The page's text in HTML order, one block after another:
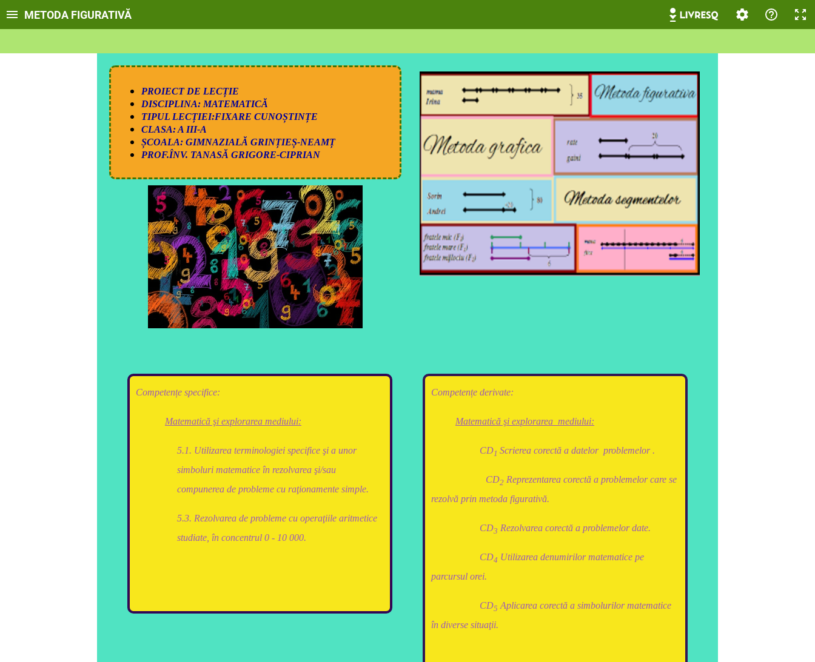
METODA FIGURATIVĂ
PROIECT DE LECȚIE
DISCIPLINA: MATEMATICĂ
TIPUL LECȚIEI:FIXARE CUNOȘTINȚE
CLASA: A III-A
ȘCOALA: GIMNAZIALĂ GRINȚIEȘ-NEAMȚ
PROF.ÎNV. TANASĂ GRIGORE-CIPRIAN
Competențe specifice:
Matematică şi explorarea mediului:
5.1. Utilizarea terminologiei specifice şi a unor
simboluri matematice în rezolvarea şi/sau
compunerea de probleme cu raţionamente simple.
5.3. Rezolvarea de probleme cu operaţiile aritmetice
studiate, în concentrul 0 - 10 000.
Competențe derivate:
Matematică şi explorarea mediului:
CD1 Scrierea corectă a datelor problemelor .
CD2 Reprezentarea corectă a problemelor care se
rezolvă prin metoda figurativă.
CD3 Rezolvarea corectă a problemelor date.
CD4 Utilizarea denumirilor matematice pe
parcursul orei.
CD5 Aplicarea corectă a simbolurilor matematice
în diverse situaţii.